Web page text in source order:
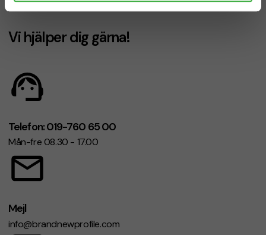
Vi hjälper dig gärna!
Telefon: 019-760 65 00
Mån-fre 08.30 - 17.00
Mejl
info@brandnewprofile.com